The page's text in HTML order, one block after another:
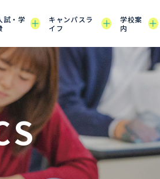
試・学
キャンパスラ
イフ
学校案
内